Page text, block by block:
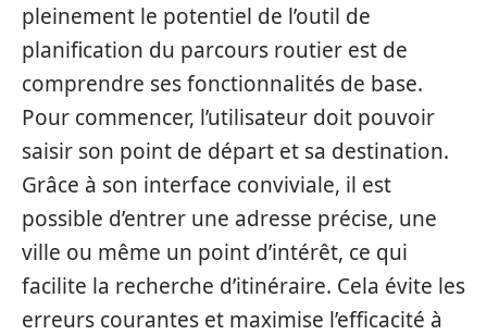
pleinement le potentiel de l’outil de
planification du parcours routier est de
comprendre ses fonctionnalités de base.
Pour commencer, l’utilisateur doit pouvoir
saisir son point de départ et sa destination.
Grâce à son interface conviviale, il est
possible d’entrer une adresse précise, une
ville ou même un point d’intérêt, ce qui
facilite la recherche d’itinéraire. Cela évite les
erreurs courantes et maximise l’efficacité à